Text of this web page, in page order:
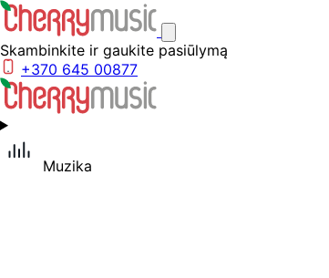
Skambinkite ir gaukite pasiūlymą
+370 645 00877
Muzika